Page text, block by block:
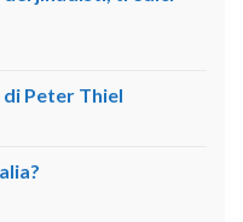
Peter Thiel